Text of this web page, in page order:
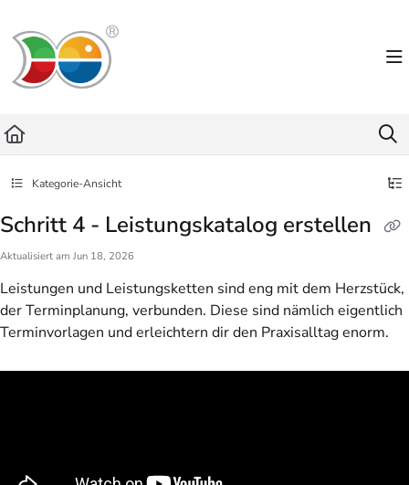
Fetch the complete documentation index at:
Use this file to discover all available pages before exploring further.
Kategorie-Ansicht
Schritt 4 - Leistungskatalog erstellen
Aktualisiert am Jun 18, 2026
Leistungen und Leistungsketten sind eng mit dem Herzstück,
der Terminplanung, verbunden. Diese sind nämlich eigentlich
Terminvorlagen und erleichtern dir den Praxisalltag enorm.